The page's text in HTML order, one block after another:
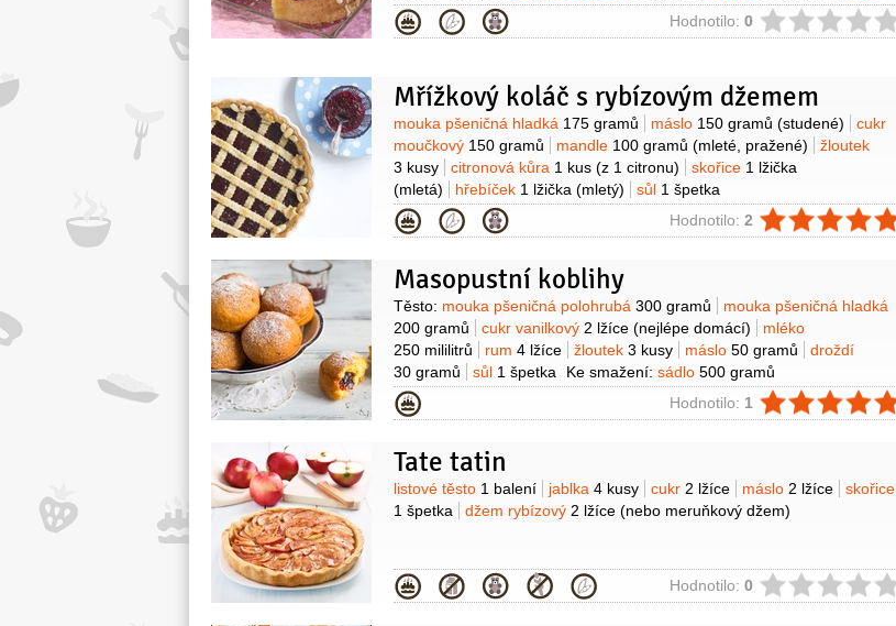
500 mililitrů
žloutek moučka škrobová 3 lžíce
Kategorie Hodnotilo: 0
Mřížkový koláč s rybízovým džemem
Suroviny
mouka pšeničná hladká 175 gramů máslo 150 gramů (studené)
cukr
moučkový 150 gramů mandle 100 gramů (mleté, pražené)
žloutek
3 kusy
citronová kůra 1 kus (z 1 citronu) skořice 1 lžička
(mletá)
hřebíček 1 lžička (mletý) sůl 1 špetka
Kategorie Hodnotilo: 2
Masopustní koblihy
Suroviny
Těsto: mouka pšeničná polohrubá 300 gramů
mouka pšeničná hladká
200 gramů
cukr vanilkový 2 lžíce (nejlépe domácí)
mléko
250 mililitrů
rum 4 lžíce žloutek 3 kusy máslo 50 gramů
droždí
30 gramů
sůl 1 špetka Ke smažení: sádlo 500 gramů
Kategorie Hodnotilo: 1
Tate tatin
Suroviny
listové těsto 1 balení jablka 4 kusy cukr 2 lžíce máslo 2 lžíce
skořice
1 špetka
džem rybízový 2 lžíce (nebo meruňkový džem)
Kategorie Hodnotilo: 0